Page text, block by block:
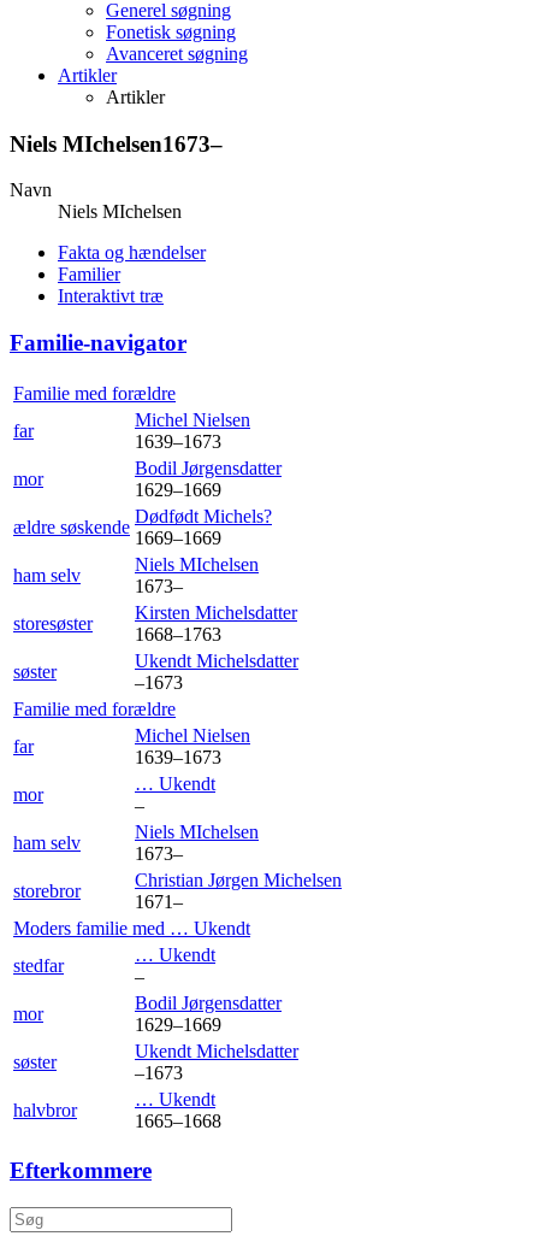
Generel søgning
Fonetisk søgning
Avanceret søgning
Artikler
Artikler
Niels MIchelsen1673–
Navn
Niels MIchelsen
Fakta og hændelser
Familier
Interaktivt træ
Familie-navigator
Familie med forældre
far
Michel Nielsen
1639–1673
mor
Bodil Jørgensdatter
1629–1669
ældre søskende
Dødfødt Michels?
1669–1669
ham selv
Niels MIchelsen
1673–
storesøster
Kirsten Michelsdatter
1668–1763
søster
Ukendt Michelsdatter
–1673
Familie med forældre
far
Michel Nielsen
1639–1673
mor
… Ukendt
–
ham selv
Niels MIchelsen
1673–
storebror
Christian Jørgen Michelsen
1671–
Moders familie med … Ukendt
stedfar
… Ukendt
–
mor
Bodil Jørgensdatter
1629–1669
søster
Ukendt Michelsdatter
–1673
halvbror
… Ukendt
1665–1668
Efterkommere